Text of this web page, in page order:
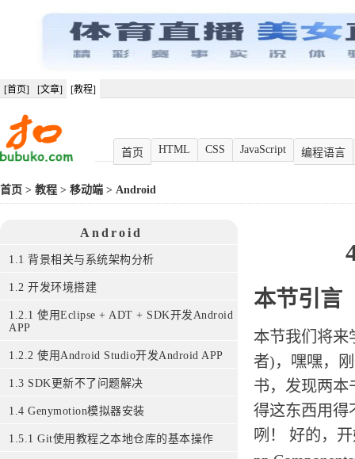
[首页] [文章] [教程]
首页 HTML CSS JavaScript 编程语言
首页 > 教程 > 移动端 > Android
Android
1.1 背景相关与系统架构分析
1.2 开发环境搭建
1.2.1 使用Eclipse + ADT + SDK开发Android
APP
1.2.2 使用Android Studio开发Android APP
1.3 SDK更新不了问题解决
1.4 Genymotion模拟器安装
1.5.1 Git使用教程之本地仓库的基本操作
本节引言
本节我们将来
者)，嘿嘿，
书，发现两本
得这东西用得
咧！ 好的，